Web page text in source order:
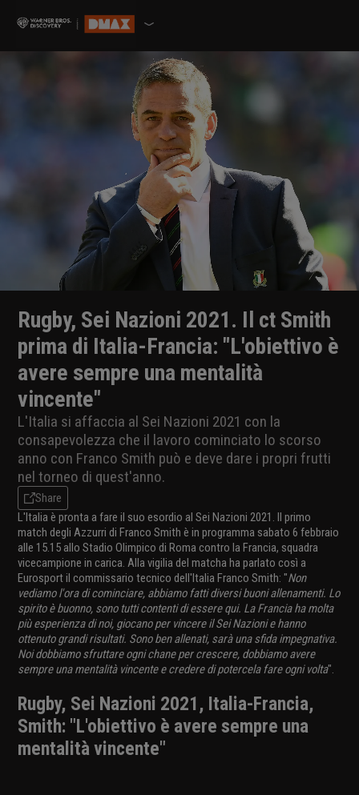
Rugby, Sei Nazioni 2021. Il ct Smith
prima di Italia-Francia: "L'obiettivo è
avere sempre una mentalità
vincente"
L'Italia si affaccia al Sei Nazioni 2021 con la
consapevolezza che il lavoro cominciato lo scorso
anno con Franco Smith può e deve dare i propri frutti
nel torneo di quest'anno.
Share
L'Italia è pronta a fare il suo esordio al Sei Nazioni 2021. Il primo
match degli Azzurri di Franco Smith è in programma sabato 6 febbraio
alle 15.15 allo Stadio Olimpico di Roma contro la Francia, squadra
vicecampione in carica. Alla vigilia del matcha ha parlato così a
Eurosport il commissario tecnico dell'Italia Franco Smith: "Non
vediamo l'ora di cominciare, abbiamo fatti diversi buoni allenamenti. Lo
spirito è buonno, sono tutti contenti di essere qui. La Francia ha molta
più esperienza di noi, giocano per vincere il Sei Nazioni e hanno
ottenuto grandi risultati. Sono ben allenati, sarà una sfida impegnativa.
Noi dobbiamo sfruttare ogni chane per crescere, dobbiamo avere
sempre una mentalità vincente e credere di potercela fare ogni volta".
Rugby, Sei Nazioni 2021, Italia-Francia,
Smith: "L'obiettivo è avere sempre una
mentalità vincente"